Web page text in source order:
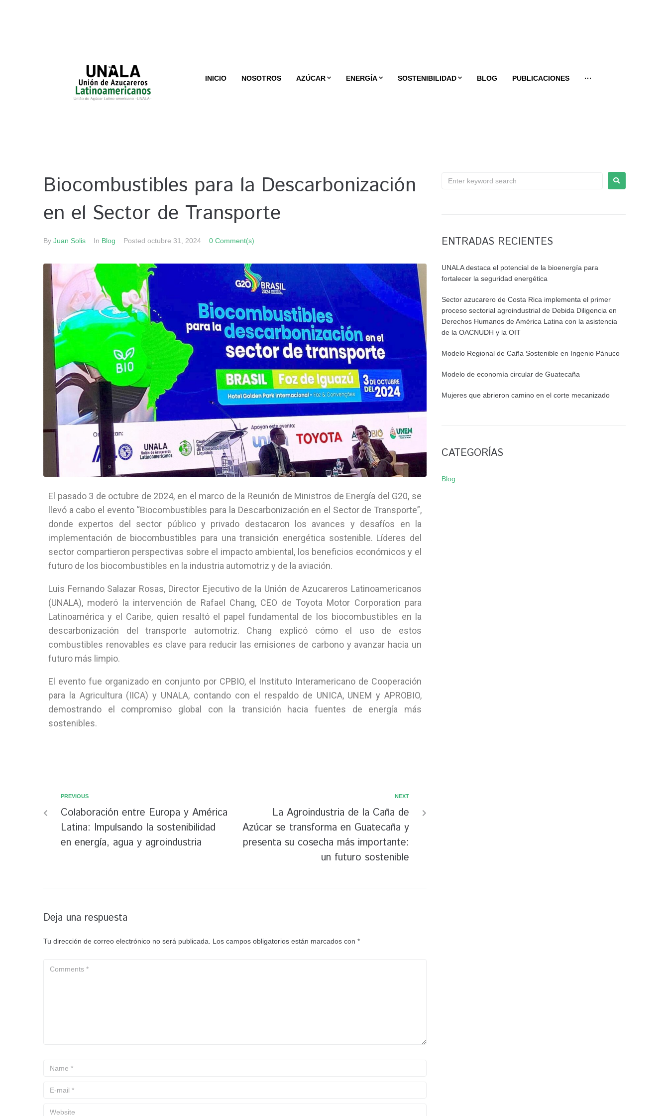
INICIO NOSOTROS AZÚCAR ENERGÍA SOSTENIBILIDAD BLOG PUBLICACIONES ···
Biocombustibles para la Descarbonización
en el Sector de Transporte
By Juan Solis In Blog Posted octubre 31, 2024 0 Comment(s)
El pasado 3 de octubre de 2024, en el marco de la Reunión de Ministros de Energía del G20, se
llevó a cabo el evento “Biocombustibles para la Descarbonización en el Sector de Transporte”,
donde expertos del sector público y privado destacaron los avances y desafíos en la
implementación de biocombustibles para una transición energética sostenible. Líderes del
sector compartieron perspectivas sobre el impacto ambiental, los beneficios económicos y el
futuro de los biocombustibles en la industria automotriz y de la aviación.
Luis Fernando Salazar Rosas, Director Ejecutivo de la Unión de Azucareros Latinoamericanos
(UNALA), moderó la intervención de Rafael Chang, CEO de Toyota Motor Corporation para
Latinoamérica y el Caribe, quien resaltó el papel fundamental de los biocombustibles en la
descarbonización del transporte automotriz. Chang explicó cómo el uso de estos
combustibles renovables es clave para reducir las emisiones de carbono y avanzar hacia un
futuro más limpio.
El evento fue organizado en conjunto por CPBIO, el Instituto Interamericano de Cooperación
para la Agricultura (IICA) y UNALA, contando con el respaldo de UNICA, UNEM y APROBIO,
demostrando el compromiso global con la transición hacia fuentes de energía más
sostenibles.
PREVIOUS
Colaboración entre Europa y América
Latina: Impulsando la sostenibilidad
en energía, agua y agroindustria
NEXT
La Agroindustria de la Caña de
Azúcar se transforma en Guatecaña y
presenta su cosecha más importante:
un futuro sostenible
Deja una respuesta
Tu dirección de correo electrónico no será publicada. Los campos obligatorios están marcados con *
ENTRADAS RECIENTES
UNALA destaca el potencial de la bioenergía para
fortalecer la seguridad energética
Sector azucarero de Costa Rica implementa el primer
proceso sectorial agroindustrial de Debida Diligencia en
Derechos Humanos de América Latina con la asistencia
de la OACNUDH y la OIT
Modelo Regional de Caña Sostenible en Ingenio Pánuco
Modelo de economía circular de Guatecaña
Mujeres que abrieron camino en el corte mecanizado
CATEGORÍAS
Blog